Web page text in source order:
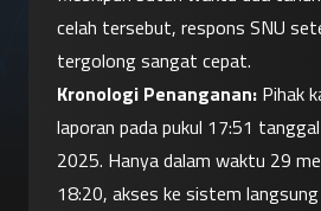
celah tersebut, respons SNU
tergolong sangat cepat.
Kronologi Penanganan: Pihak
laporan pada pukul 17:51
2025. Hanya dalam waktu 29
18:20, akses ke sistem